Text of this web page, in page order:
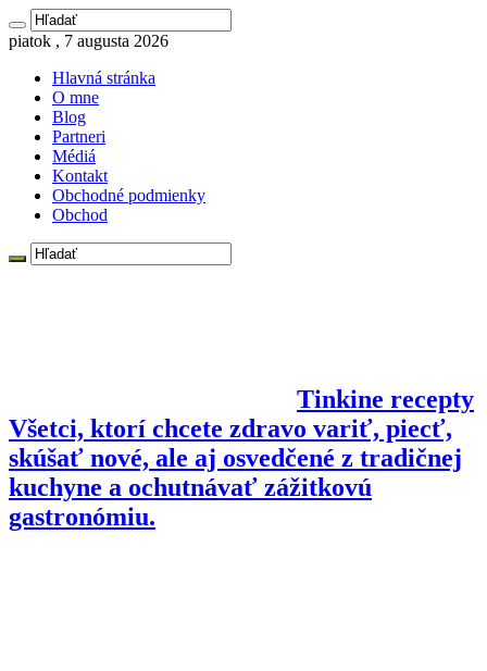
piatok , 7 augusta 2026
Hlavná stránka
O mne
Blog
Partneri
Médiá
Kontakt
Obchodné podmienky
Obchod
Tinkine recepty
Všetci, ktorí chcete zdravo variť, piecť,
skúšať nové, ale aj osvedčené z tradičnej
kuchyne a ochutnávať zážitkovú
gastronómiu.